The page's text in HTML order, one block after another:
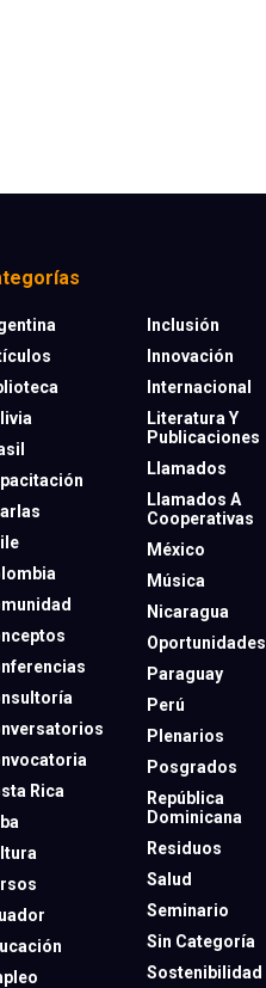
Rica
Inclusión
Innovación
Internacional
Literatura Y
Publicaciones
Llamados
Llamados A
Cooperativas
México
Música
Nicaragua
Oportunidades
Paraguay
Perú
Plenarios
Posgrados
República
Dominicana
Residuos
Salud
Seminario
Sin Categoría
Sostenibilidad